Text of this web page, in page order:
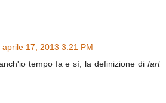
aprile 17, 2013 3:21 PM
tempo fa e sì, la definizione di fart